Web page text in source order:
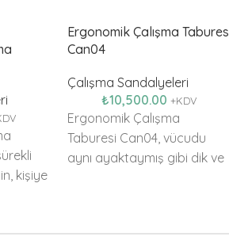
kişiye
Ergonomik Çalışma
Can04
Çalışma Sandalyeleri
₺10,500.00 +KDV
Ergonomik Çalışma
Taburesi Can04, vücudu
aynı ayaktaymış gibi dik ve
oluşturur.